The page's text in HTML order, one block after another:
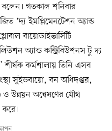
গতকাল শনিবার
‘‌দ্য ইমপ্লিমেনটেশন অ্যান্ড
বায়োডাইভার্সিটি
অ্যান্ড কন্ট্রিবিউশনস টু দ্য
শীর্ষক কর্মশালায় তিনি এসব
সুইডবায়ো, বন অধিদপ্তর,
ও উন্নয়ন অন্বেষণের যৌথ